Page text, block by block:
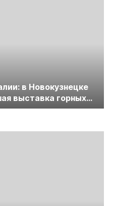
в Новокузнецке
выставка горных
Уголь России и